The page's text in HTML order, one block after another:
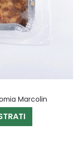
Marcolin